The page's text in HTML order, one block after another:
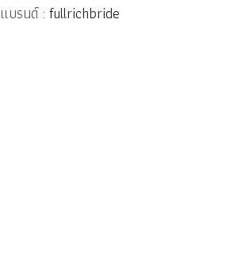
แบรนด์ : fullrichbride